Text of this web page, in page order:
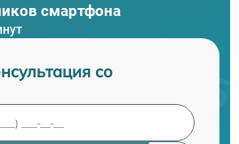
смартфона
со